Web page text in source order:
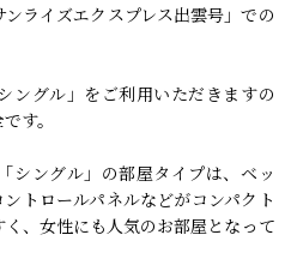
ライズエクスプレス出雲号」での
ングル」をご利用いただきますの
す。
シングル」の部屋タイプは、ベッ
トロールパネルなどがコンパクト
、女性にも人気のお部屋となって